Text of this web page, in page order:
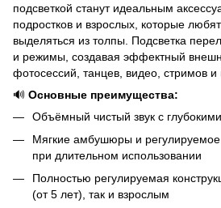
подсветкой станут идеальным
подростков и взрослых, которые
выделяться из толпы. Подсветка
и режимы, создавая эффектный
фотосессий, танцев, видео, стримов и
🔊 Основные преимущества:
Объёмный чистый звук с
Мягкие амбушюры и
при длительном использовании
Полностью регулируемая
(от 5 лет), так и взрослым